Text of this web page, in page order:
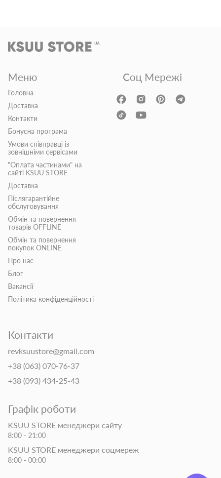
Меню
Головна
Доставка
Контакти
Бонусна програма
Умови співправці із
зовнішніми сервісами
"Оплата частинами" на
сайті KSUU STORE
Доставка
Післягарантійне
обслуговування
Обмін та повернення
товарів OFFLINE
Обмін та повернення
покупок ONLINE
Про нас
Блог
Вакансії
Політика конфіденційності
Контакти
revksuustore@gmail.com
+38 (063) 070-76-37
+38 (093) 434-25-43
Графік роботи
KSUU STORE менеджери сайту
8:00 - 21:00
KSUU STORE менеджери соцмереж
8:00 - 00:00
Соц Мережі